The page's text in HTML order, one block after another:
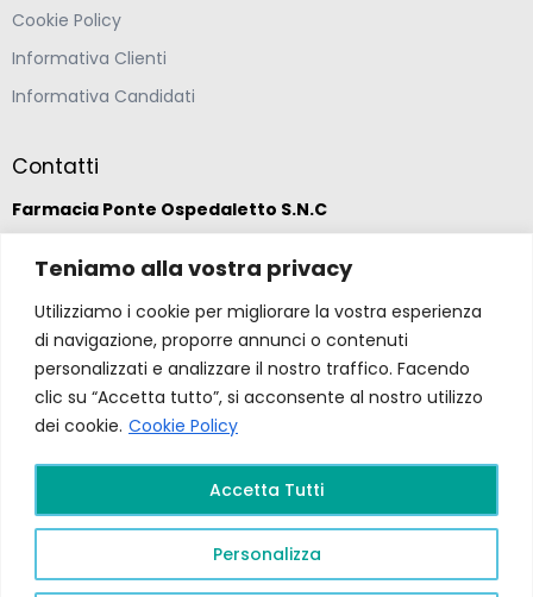
Teniamo alla vostra privacy
Utilizziamo i cookie per migliorare la vostra esperienza
di navigazione, proporre annunci o contenuti
personalizzati e analizzare il nostro traffico. Facendo
clic su “Accetta tutto”, si acconsente al nostro utilizzo
dei cookie. Cookie Policy
Personalizza
Accetta Tutti
Cookie Policy
Informativa Clienti
Informativa Candidati
Contatti
Farmacia Ponte Ospedaletto S.N.C
Via della Solidarietà 2,
47020 Longiano, Forlì-Cesena
(39) 0547 57265
farmacia@ponteospedaletto.it
Farmacia Ponte Ospedaletto 2026. Tutti diritti
riservati a Farmacia Ponte Ospedaletto. Sito creato
Gruppo Ingegneria.Privacy Policy –
C.F.04323760407PR FESR EMILIA ROMAGNA